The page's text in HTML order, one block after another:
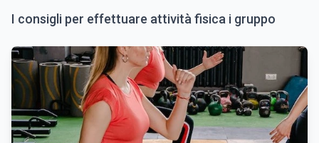
I consigli per effettuare attività fisica i gruppo